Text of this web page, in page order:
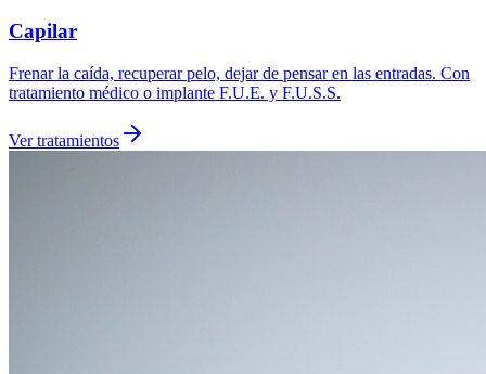
Capilar
Frenar la caída, recuperar pelo, dejar de pensar en las entradas. Con
tratamiento médico o implante F.U.E. y F.U.S.S.
Ver tratamientos